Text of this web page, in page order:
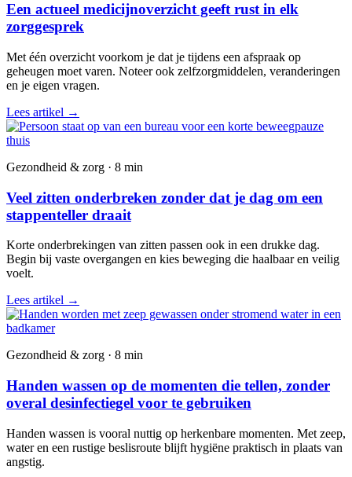
Een actueel medicijnoverzicht geeft rust in elk
zorggesprek
Met één overzicht voorkom je dat je tijdens een afspraak op
geheugen moet varen. Noteer ook zelfzorgmiddelen, veranderingen
en je eigen vragen.
Lees artikel →
Gezondheid & zorg · 8 min
Veel zitten onderbreken zonder dat je dag om een
stappenteller draait
Korte onderbrekingen van zitten passen ook in een drukke dag.
Begin bij vaste overgangen en kies beweging die haalbaar en veilig
voelt.
Lees artikel →
Gezondheid & zorg · 8 min
Handen wassen op de momenten die tellen, zonder
overal desinfectiegel voor te gebruiken
Handen wassen is vooral nuttig op herkenbare momenten. Met zeep,
water en een rustige beslisroute blijft hygiëne praktisch in plaats van
angstig.